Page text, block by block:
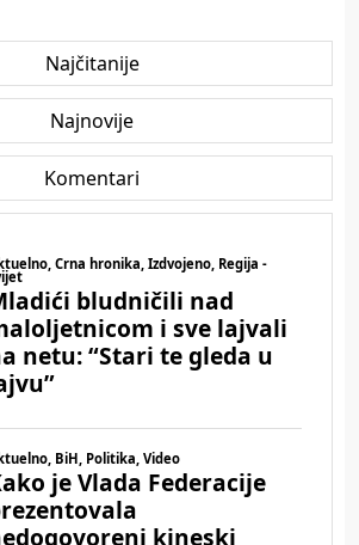
Najčitanije
Najnovije
Komentari